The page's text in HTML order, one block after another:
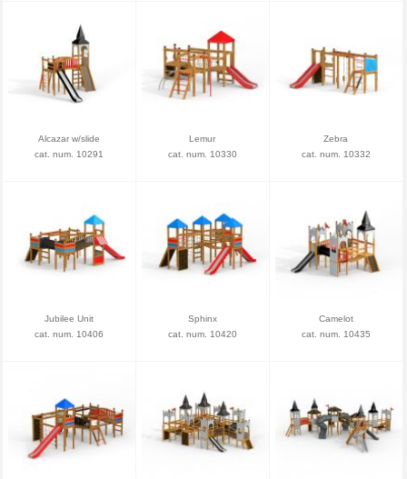
Alcazar w/slide
cat. num. 10291
Lemur
cat. num. 10330
Zebra
cat. num. 10332
Jubilee Unit
cat. num. 10406
Sphinx
cat. num. 10420
Camelot
cat. num. 10435